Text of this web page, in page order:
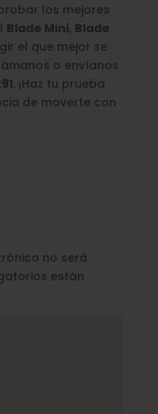
los mejores
Blade Mini, Blade
el que mejor se
o envíanos
. ¡Haz tu prueba
de moverte con
no será
están